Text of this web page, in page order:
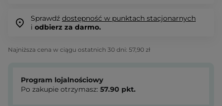
Sprawdź dostępność w punktach stacjonarnych
i odbierz za darmo.
Najniższa cena w ciągu ostatnich 30 dni: 57,90 zł
Program lojalnościowy
Po zakupie otrzymasz: 57.90 pkt.